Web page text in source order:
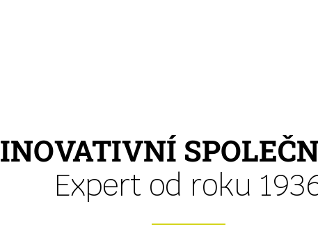
INOVATIVNÍ
Expert od roku